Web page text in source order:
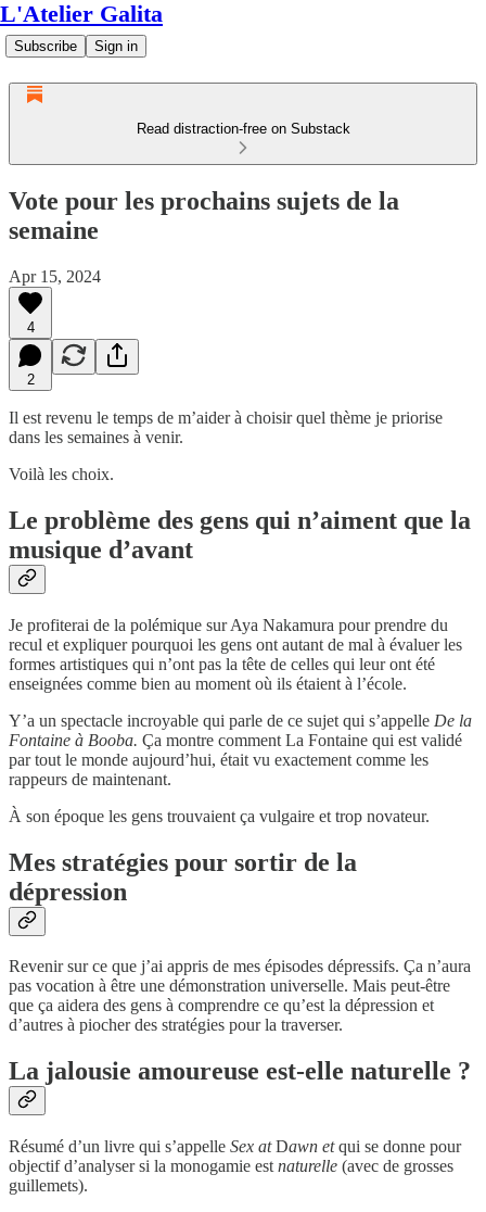
L'Atelier Galita
Subscribe Sign in
Read distraction-free on Substack
Vote pour les prochains sujets de la
semaine
Apr 15, 2024
4
2
Il est revenu le temps de m’aider à choisir quel thème je priorise
dans les semaines à venir.
Voilà les choix.
Le problème des gens qui n’aiment que la
musique d’avant
Je profiterai de la polémique sur Aya Nakamura pour prendre du
recul et expliquer pourquoi les gens ont autant de mal à évaluer les
formes artistiques qui n’ont pas la tête de celles qui leur ont été
enseignées comme bien au moment où ils étaient à l’école.
Y’a un spectacle incroyable qui parle de ce sujet qui s’appelle De la
Fontaine à Booba. Ça montre comment La Fontaine qui est validé
par tout le monde aujourd’hui, était vu exactement comme les
rappeurs de maintenant.
À son époque les gens trouvaient ça vulgaire et trop novateur.
Mes stratégies pour sortir de la
dépression
Revenir sur ce que j’ai appris de mes épisodes dépressifs. Ça n’aura
pas vocation à être une démonstration universelle. Mais peut-être
que ça aidera des gens à comprendre ce qu’est la dépression et
d’autres à piocher des stratégies pour la traverser.
La jalousie amoureuse est-elle naturelle ?
Résumé d’un livre qui s’appelle Sex atDawn etqui se donne pour
objectif d’analyser si la monogamie est naturelle (avec de grosses
guillemets).